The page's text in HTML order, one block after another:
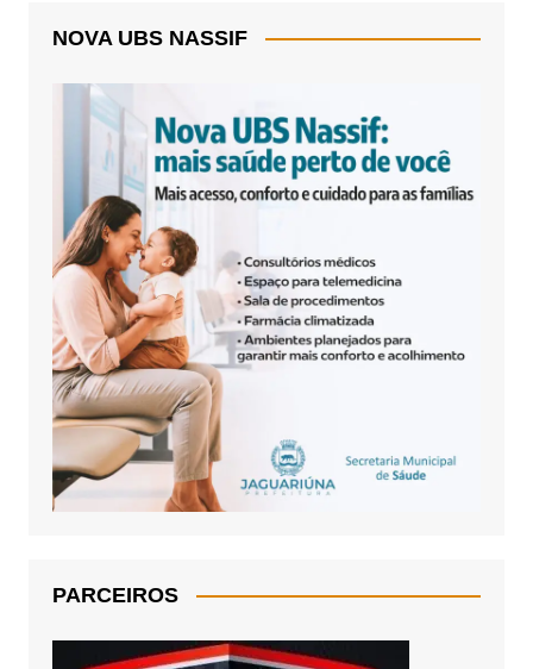
NOVA UBS NASSIF
PARCEIROS